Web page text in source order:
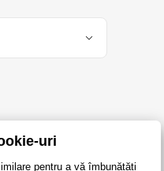
rezervate